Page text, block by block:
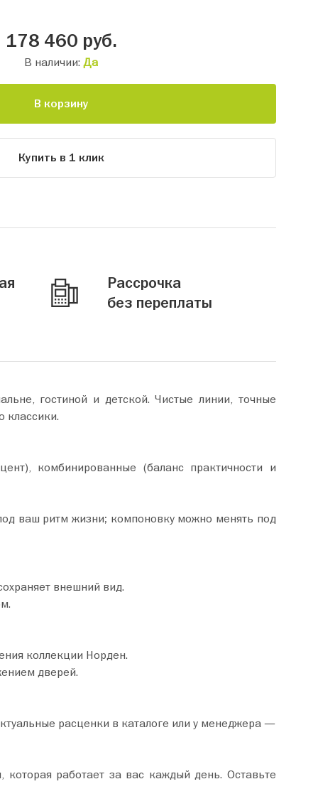
178 460 руб.
В наличии: Да
В корзину
Купить в 1 клик
Рассрочка
без переплаты
гостиной и детской. Чистые линии, точные
классики.
комбинированные (баланс практичности и
ваш ритм жизни; компоновку можно менять под
внешний вид.
коллекции Норден.
дверей.
расценки в каталоге или у менеджера —
работает за вас каждый день. Оставьте